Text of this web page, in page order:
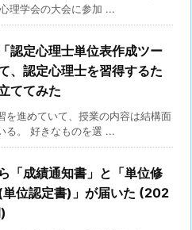
理学会の大会に参加 ...
認定心理士単位表作成ツー
、認定心理士を習得するた
ててみた
を進めていて、授業の内容は結構面
る。 好きなものを選 ...
「成績通知書」と「単位修
位認定書)」が届いた (202